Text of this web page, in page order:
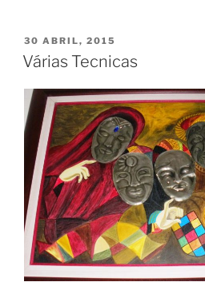
PUBLICADO
EM
30 ABRIL, 2015
Várias Tecnicas